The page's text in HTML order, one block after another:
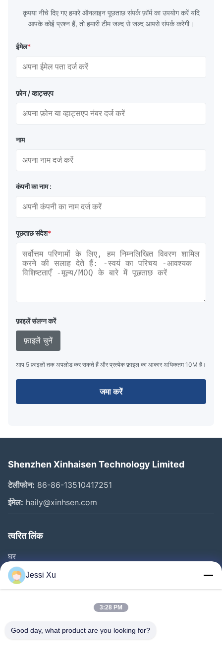
कृपया नीचे दिए गए हमारे ऑनलाइन पूछताछ संपर्क फ़ॉर्म का उपयोग करें यदि
आपके कोई प्रश्न हैं, तो हमारी टीम जल्द से जल्द आपसे संपर्क करेगी।
ईमेल*
फ़ोन / व्हाट्सएप
नाम
कंपनी का नाम :
पूछताछ संदेश*
फ़ाइलें संलग्न करें
फ़ाइलें चुनें
आप 5 फ़ाइलों तक अपलोड कर सकते हैं और प्रत्येक फ़ाइल का आकार अधिकतम 10M है।
जमा करें
Shenzhen Xinhaisen Technology Limited
टेलीफोन: 86-86-13510417251
ईमेल: haily@xinhsen.com
त्वरित लिंक
घर
उत्पाद
वीडियो
फैक्टरी यात्रा
Jessi Xu
3:28 PM
Good day, what product are you looking for?